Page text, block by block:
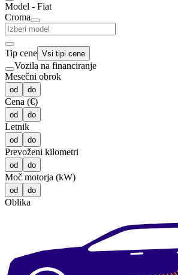
Model - Fiat
Croma
Tip cene Vsi tipi cene
Vozila na financiranje
Mesečni obrok
od do
Cena (€)
od do
Letnik
od do
Prevoženi kilometri
od do
Moč motorja (kW)
od do
Oblika